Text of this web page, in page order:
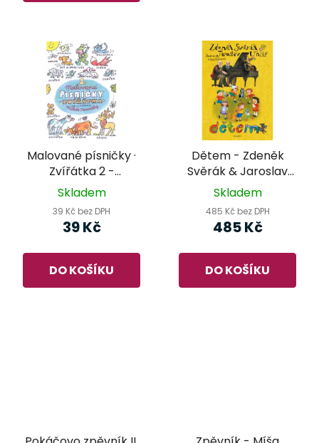
Malované písničky ·
Zvířátka 2 -
omalovánky Miloše
Skladem
39 Kč bez DPH
39 Kč
DO KOŠÍKU
Dětem - Zdeněk
Svěrák & Jaroslav
Uhlíř
Skladem
485 Kč bez DPH
485 Kč
DO KOŠÍKU